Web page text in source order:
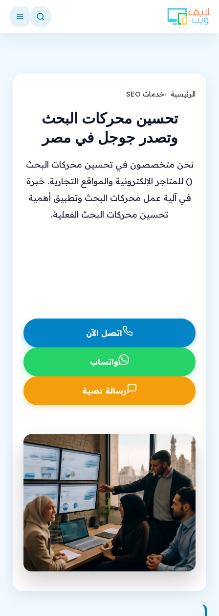
الرئيسية خدمات SEO
تحسين محركات البحث
وتصدر جوجل في مصر
نحن متخصصون في تحسين محركات البحث
() للمتاجر الإلكترونية والمواقع التجارية. خبرة
في آلية عمل محركات البحث وتطبيق أهمية
تحسين محركات البحث الفعلية.
اتصل الآن
واتساب
رسالة نصية